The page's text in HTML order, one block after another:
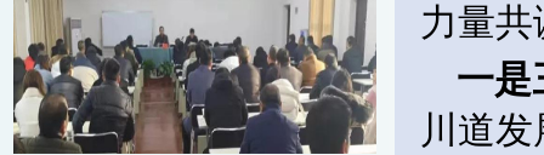
力量
一是
川道